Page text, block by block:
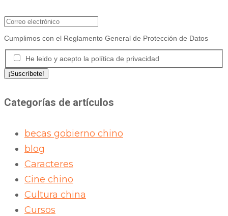
Cumplimos con el Reglamento General de Protección de Datos
He leido y acepto la política de privacidad
Categorías de artículos
becas gobierno chino
blog
Caracteres
Cine chino
Cultura china
Cursos